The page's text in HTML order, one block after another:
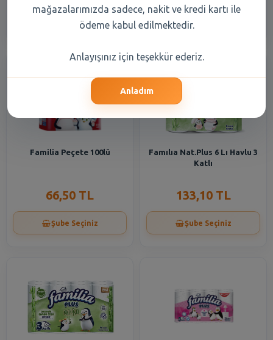
Familia Peçete 100lü
66,50 TL
Şube Seçiniz
Famılıa Nat.Plus 6 Lı Havlu 3
Katlı
133,10 TL
Şube Seçiniz
mağazalarımızda sadece, nakit ve kredi kartı ile
ödeme kabul edilmektedir.
Anlayışınız için teşekkür ederiz.
Anladım